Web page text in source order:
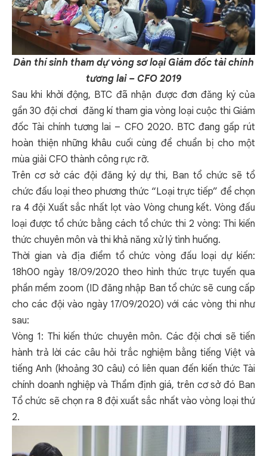
Dàn thí sinh tham dự vòng sơ loại Giám đốc tài chính
tương lai – CFO 2019
Sau khi khởi động, BTC đã nhận được đơn đăng ký của
gần 30 đội chơi đăng kí tham gia vòng loại cuộc thi Giám
đốc Tài chính tương lai – CFO 2020. BTC đang gấp rút
hoàn thiện những khâu cuối cùng để chuẩn bị cho một
mùa giải CFO thành công rực rỡ.
Trên cơ sở các đội đăng ký dự thi, Ban tổ chức sẽ tổ
chức đấu loại theo phương thức “Loại trực tiếp” để chọn
ra 4 đội Xuất sắc nhất lọt vào Vòng chung kết. Vòng đấu
loại được tổ chức bằng cách tổ chức thi 2 vòng: Thi kiến
thức chuyên môn và thi khả năng xử lý tình huống.
Thời gian và địa điểm tổ chức vòng đấu loại dự kiến:
18h00 ngày 18/09/2020 theo hình thức trực tuyến qua
phần mềm zoom (ID đăng nhập Ban tổ chức sẽ cung cấp
cho các đội vào ngày 17/09/2020) với các vòng thi như
sau:
Vòng 1: Thi kiến thức chuyên môn. Các đội chơi sẽ tiến
hành trả lời các câu hỏi trắc nghiệm bằng tiếng Việt và
tiếng Anh (khoảng 30 câu) có liên quan đến kiến thức Tài
chính doanh nghiệp và Thẩm định giá, trên cơ sở đó Ban
Tổ chức sẽ chọn ra 8 đội xuất sắc nhất vào vòng loại thứ
2.